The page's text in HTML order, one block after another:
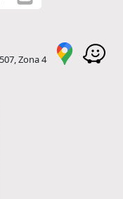
Zona 4